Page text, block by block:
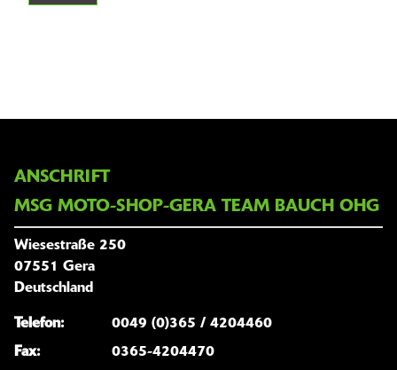
ANSCHRIFT
MSG MOTO-SHOP-GERA TEAM BAUCH OHG
Wiesestraße 250
07551 Gera
Deutschland
Telefon:
0049 (0)365 / 4204460
Fax:
0365-4204470